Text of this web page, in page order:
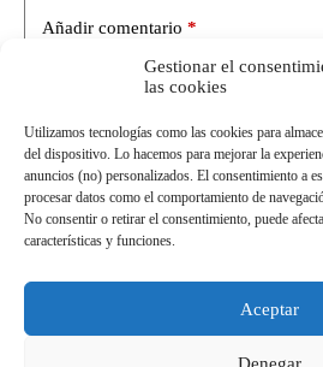
Gestionar el
las cookies
Utilizamos tecnologías como las cookies para
del dispositivo. Lo hacemos para mejorar la
anuncios (no) personalizados. El consentimiento a
procesar datos como el comportamiento de
No consentir o retirar el consentimiento, puede
características y funciones.
Aceptar
Denegar
Añadir comentario *
Publicar el comentario
Todos los derechos